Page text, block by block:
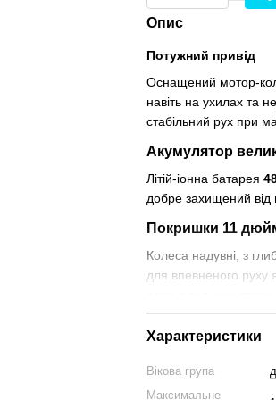
Опис
Потужний привід
Оснащений мотор-
навіть на ухилах та
стабільний рух при
Акумулятор
Літій-іонна батарея
добре захищений від
Покришки 11
Колеса надувні, з
для впевненого руху
на високій швидкості.
Характеристики
Вікова група
Максимальне